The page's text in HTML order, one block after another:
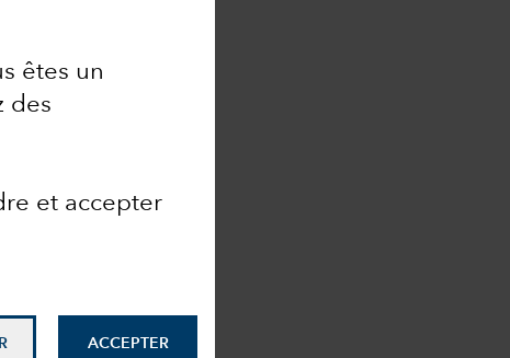
êtes un
des
et accepter
ACCEPTER